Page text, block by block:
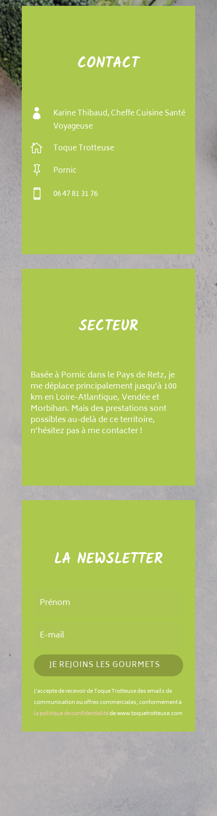
CONTACT

Karine Thibaud, Cheffe Cuisine Santé
Voyageuse
 Toque Trotteuse
 Pornic
 06 47 81 31 76
SECTEUR
Basée à Pornic dans le Pays de Retz, je
me déplace principalement jusqu'à 100
km en Loire-Atlantique, Vendée et
Morbihan. Mais des prestations sont
possibles au-delà de ce territoire,
n’hésitez pas à me contacter !
LA NEWSLETTER
JE REJOINS LES GOURMETS
J'accepte de recevoir de Toque Trotteuse des emails de
communication ou offres commerciales, conformément à
la politique de confidentialitéde www.toquetrotteuse.com